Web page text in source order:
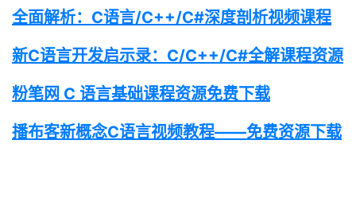
全面解析：C语言/C++/C#深度剖析视频课程
新C语言开发启示录：C/C++/C#全解课程资源
粉笔网 C 语言基础课程资源免费下载
播布客新概念C语言视频教程——免费资源下载